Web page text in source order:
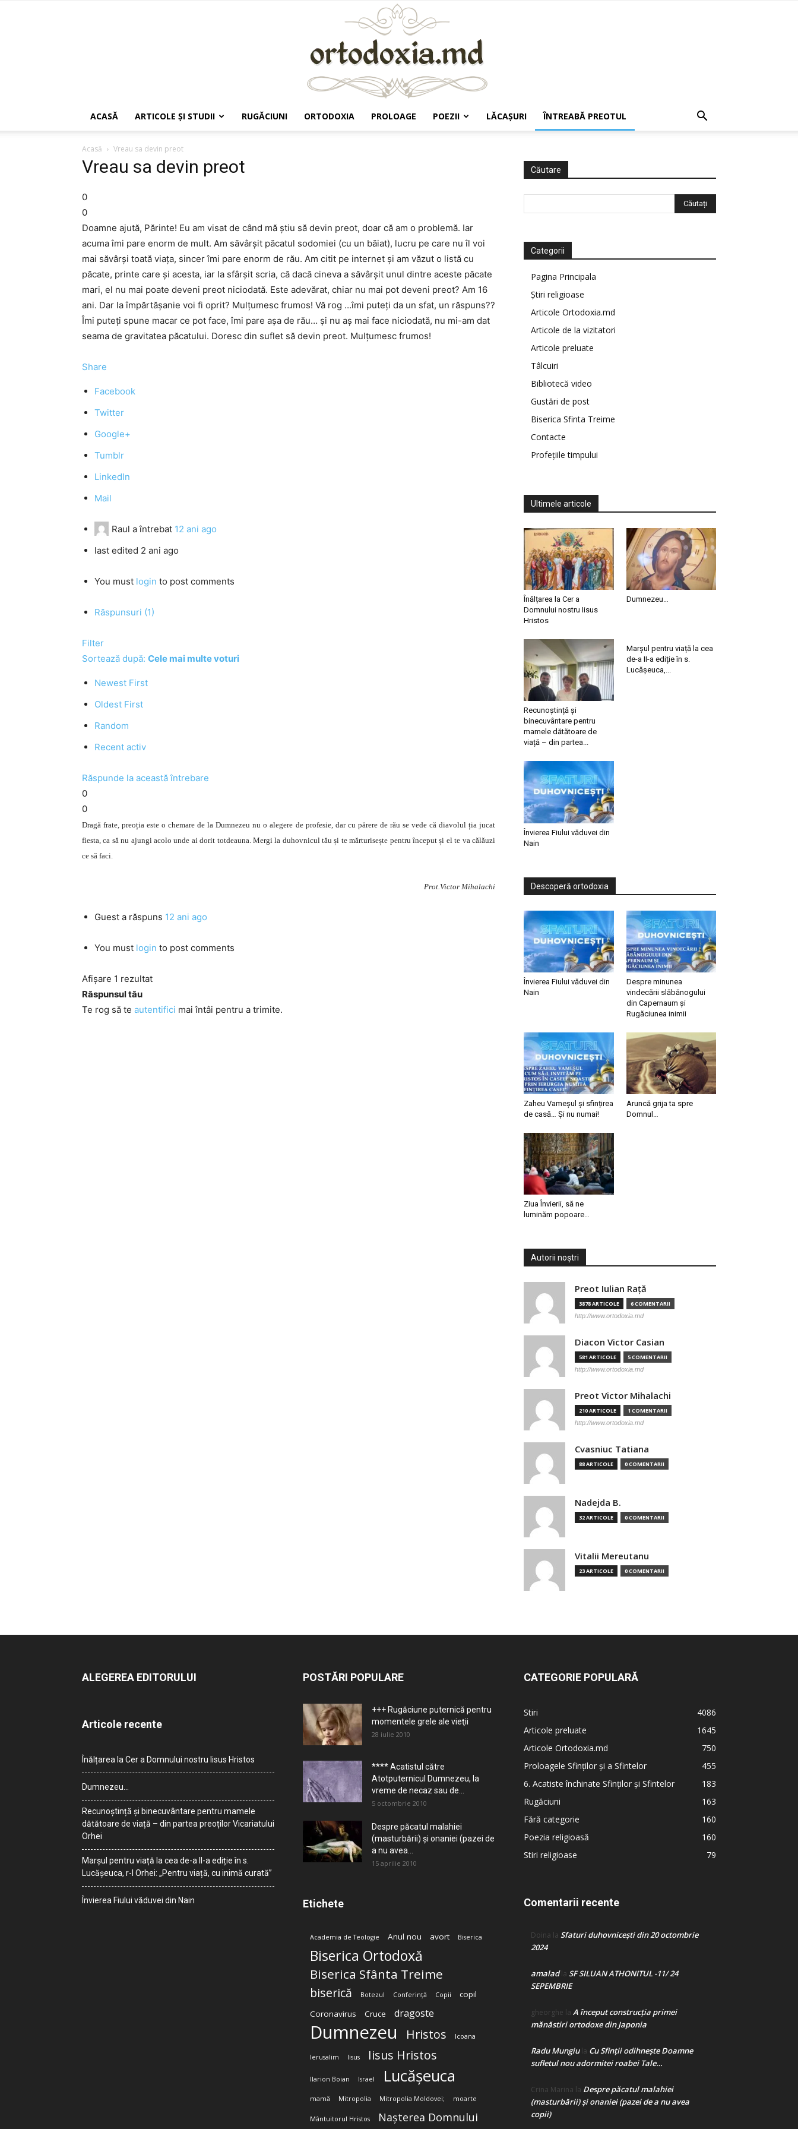
ACASĂ ARTICOLE ŞI STUDII RUGĂCIUNI ORTODOXIA PROLOAGE POEZII LĂCAŞURI ÎNTREABĂ PREOTUL
Acasă Vreau sa devin preot
Vreau sa devin preot
0
0
Doamne ajută, Părinte! Eu am visat de când mă ştiu să devin preot, doar că am o problemă. Iar
acuma îmi pare enorm de mult. Am săvârşit păcatul sodomiei (cu un băiat), lucru pe care nu îl voi
mai săvârşi toată viaţa, sincer îmi pare enorm de rău. Am citit pe internet şi am văzut o listă cu
păcate, printe care şi acesta, iar la sfârşit scria, că dacă cineva a săvârşit unul dintre aceste păcate
mari, el nu mai poate deveni preot niciodată. Este adevărat, chiar nu mai pot deveni preot? Am 16
ani. Dar la împărtăşanie voi fi oprit? Mulţumesc frumos! Vă rog …îmi puteţi da un sfat, un răspuns??
Îmi puteţi spune macar ce pot face, îmi pare aşa de rău… şi nu aş mai face niciodată, nu mi-am dat
seama de gravitatea păcatului. Doresc din suflet să devin preot. Mulţumesc frumos!
Share
Facebook
Twitter
Google+
Tumblr
LinkedIn
Mail
Raul a întrebat 12 ani ago
last edited 2 ani ago
You must login to post comments
Răspunsuri (1)
Filter
Sortează după: Cele mai multe voturi
Newest First
Oldest First
Random
Recent activ
Răspunde la această întrebare
0
0
Dragă frate, preoția este o chemare de la Dumnezeu nu o alegere de profesie, dar cu părere de rău se vede că diavolul ția jucat
fiesta, ca să nu ajungi acolo unde ai dorit totdeauna. Mergi la duhovnicul tău și te mărturisește pentru început și el te va călăuzi
ce să faci.
Prot.Victor Mihalachi
Guest a răspuns 12 ani ago
You must login to post comments
Afișare 1 rezultat
Răspunsul tău
Te rog să te autentifici mai întâi pentru a trimite.
Căutare
Categorii
Pagina Principala
Știri religioase
Articole Ortodoxia.md
Articole de la vizitatori
Articole preluate
Tâlcuiri
Bibliotecă video
Gustări de post
Biserica Sfinta Treime
Contacte
Profețiile timpului
Ultimele articole
Înălțarea la Cer a
Domnului nostru Iisus
Hristos
Dumnezeu…
Recunoștință și
binecuvântare pentru
mamele dătătoare de
viață – din partea...
Marșul pentru viață la cea
de-a II-a ediție în s.
Lucășeuca,...
Învierea Fiului văduvei din
Nain
Descoperă ortodoxia
Învierea Fiului văduvei din
Nain
Despre minunea
vindecării slăbănogului
din Capernaum și
Rugăciunea inimii
Zaheu Vameșul și sfințirea
de casă… Și nu numai!
Aruncă grija ta spre
Domnul…
Ziua Învierii, să ne
luminăm popoare…
Autorii noștri
Preot Iulian Raţă
3878 ARTICOLE 6 COMENTARII
http://www.ortodoxia.md
Diacon Victor Casian
581 ARTICOLE 5 COMENTARII
http://www.ortodoxia.md
Preot Victor Mihalachi
210 ARTICOLE 1 COMENTARII
http://www.ortodoxia.md
Cvasniuc Tatiana
88 ARTICOLE 0 COMENTARII
Nadejda B.
32 ARTICOLE 0 COMENTARII
Vitalii Mereutanu
23 ARTICOLE 0 COMENTARII
ALEGEREA EDITORULUI
Articole recente
Înălțarea la Cer a Domnului nostru Iisus Hristos
Dumnezeu…
Recunoștință și binecuvântare pentru mamele
dătătoare de viață – din partea preoților Vicariatului
Orhei
Marșul pentru viață la cea de-a II-a ediție în s.
Lucășeuca, r-l Orhei: „Pentru viață, cu inimă curată”
Învierea Fiului văduvei din Nain
POSTĂRI POPULARE
+++ Rugăciune puternică pentru
momentele grele ale vieţii
28 iulie 2010
**** Acatistul către
Atotputernicul Dumnezeu, la
vreme de necaz sau de...
5 octombrie 2010
Despre păcatul malahiei
(masturbării) şi onaniei (pazei de
a nu avea...
15 aprilie 2010
Etichete
Academia de Teologie Anul nou avort Biserica
Biserica Ortodoxă
Biserica Sfânta Treime
biserică Botezul Conferință Copii
copil
Coronavirus
Cruce dragoste
Dumnezeu Hristos Icoana
Ierusalim Iisus Iisus Hristos
Ilarion Boian Israel Lucășeuca
mamă Mitropolia Mitropolia Moldovei; moarte
Mântuitorul Hristos Nașterea Domnului
CATEGORIE POPULARĂ
Stiri
4086
Articole preluate
1645
Articole Ortodoxia.md
750
Proloagele Sfinților și a Sfintelor
455
6. Acatiste închinate Sfinților și Sfintelor
183
Rugăciuni
163
Fără categorie
160
Poezia religioasă
160
Stiri religioase
79
Comentarii recente
Doina la Sfaturi duhovnicești din 20 octombrie
2024
amaladla SF SILUAN ATHONITUL -11/ 24
SEPEMBRIE
gheorghe la A început construcţia primei
mănăstiri ortodoxe din Japonia
Radu Mungiula Cu Sfinții odihnește Doamne
sufletul nou adormitei roabei Tale…
Crina Marina la Despre păcatul malahiei
(masturbării) şi onaniei (pazei de a nu avea
copii)